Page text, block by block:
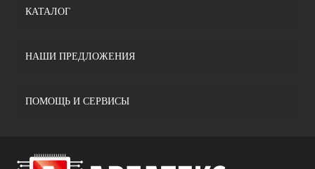
КАТАЛОГ
НАШИ ПРЕДЛОЖЕНИЯ
ПОМОЩЬ И СЕРВИСЫ